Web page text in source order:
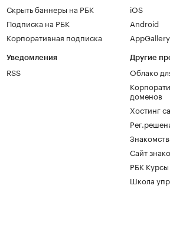
Скрыть баннеры на РБК
Подписка на РБК
Корпоративная подписка
Уведомления
RSS
iOS
Android
AppGallery
Другие
Облако
доменов
Хостинг
Сайт
РБК Курсы
Школа